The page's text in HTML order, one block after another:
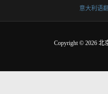
意大利语
Copyright © 2026 北